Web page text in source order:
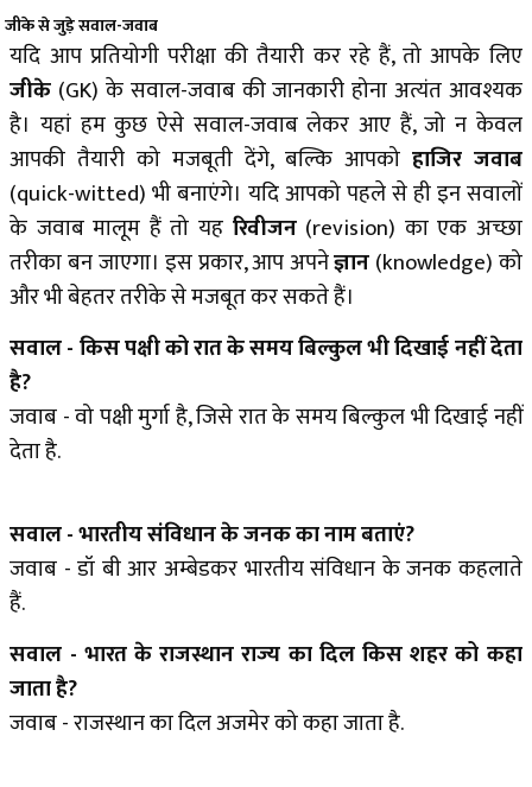
जीके से जुड़े सवाल-जवाब
यदि आप प्रतियोगी परीक्षा की तैयारी कर रहे हैं, तो आपके लिए
जीके (GK) के सवाल-जवाब की जानकारी होना अत्यंत आवश्यक
है। यहां हम कुछ ऐसे सवाल-जवाब लेकर आए हैं, जो न केवल
आपकी तैयारी को मजबूती देंगे, बल्कि आपको हाजिर जवाब
(quick-witted) भी बनाएंगे। यदि आपको पहले से ही इन सवालों
के जवाब मालूम हैं तो यह रिवीजन(revision) का एक अच्छा
तरीका बन जाएगा। इस प्रकार, आप अपनेज्ञान(knowledge) को
और भी बेहतर तरीके से मजबूत कर सकते हैं।
सवाल - किस पक्षी को रात के समय बिल्कुल भी दिखाई नहीं देता
है?
जवाब - वो पक्षी मुर्गा है, जिसे रात के समय बिल्कुल भी दिखाई नहीं
देता है.
सवाल - भारतीय संविधान के जनक का नाम बताएं?
जवाब - डॉ बी आर अम्बेडकर भारतीय संविधान के जनक कहलाते
हैं.
सवाल - भारत के राजस्थान राज्य का दिल किस शहर को कहा
जाता है?
जवाब - राजस्थान का दिल अजमेर को कहा जाता है.